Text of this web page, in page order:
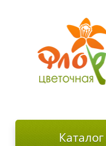
Каталог